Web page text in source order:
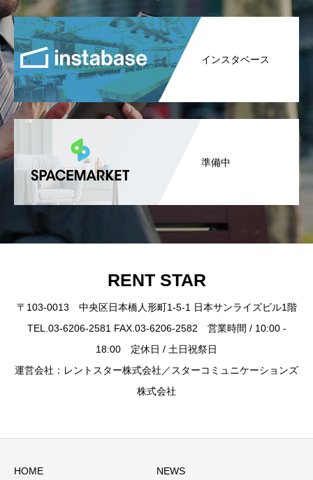
インスタベース
準備中
RENT STAR
〒103-0013 中央区日本橋人形町1-5-1 日本サンライズビル1階
TEL.03-6206-2581 FAX.03-6206-2582 営業時間 / 10:00 -
18:00 定休日 / 土日祝祭日
運営会社：レントスター株式会社／スターコミュニケーションズ
株式会社
HOME NEWS